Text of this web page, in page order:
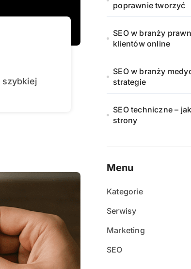
poprawnie tworzyć
SEO w branży
klientów online
SEO w branży
strategie
SEO techniczne –
strony
Menu
Kategorie
Serwisy
Marketing
SEO